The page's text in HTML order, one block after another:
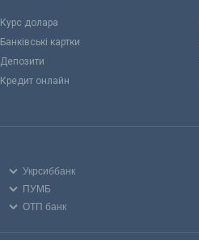
Курс долара
Банківські картки
Депозити
Кредит онлайн
Укрсиббанк
ПУМБ
ОТП банк